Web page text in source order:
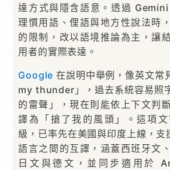
達方式與隱含語意。透過
理慣用語、俚語與地方性說法時
的限制，改以語境推論為主，讓
用者的實際表達。
Google 在說明中舉例，像英文
my thunder」，過去系統容易照
的雷聲」，現在則能依上下文判
譯為「搶了我的風頭」。這項文
級，已率先在美國與印度上線，
語言之間的互譯，涵蓋西班牙文
日文與德文，並同步適用於